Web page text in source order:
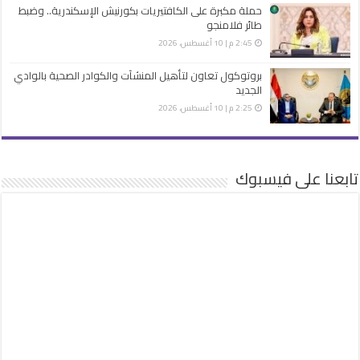
حملة مكبرة على الكافتيريات بكورنيش الإسكندرية.. وضبط
طائر فلامنجو
2:45 م | 10 أغسطس، 2026
بروتوكول تعاون لتأهيل المنشآت والكوادر الصحية بالوادي
الجديد
2:25 م | 10 أغسطس، 2026
تابعنا على فيسبوك